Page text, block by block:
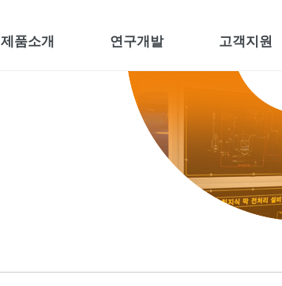
제품소개 연구개발 고객지원